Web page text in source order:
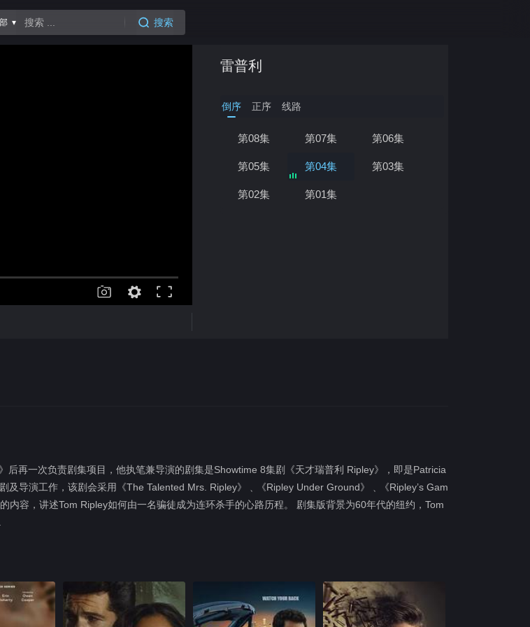
▾ 搜索
正在加载…
雷普利
倒序 正序 线路
第08集 第07集 第06集
第05集 第04集 第03集
第02集 第01集
再一次负责剧集项目，他执笔兼导演的剧集是Showtime 8集剧《天才瑞普利 Ripley》，即是Patricia
导演工作，该剧会采用《The Talented Mrs. Ripley》﹑《Ripley Under Ground》﹑《Ripley’s Gam
容，讲述Tom Ripley如何由一名骗徒成为连环杀手的心路历程。 剧集版背景为60年代的纽约，Tom